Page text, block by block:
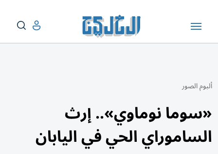
ألبوم الصور
«سوما نوماوي».. إرث
الساموراي الحي في اليابان